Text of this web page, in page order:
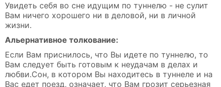
Увидеть себя во сне идущим по туннелю - не сулит
Вам ничего хорошего ни в деловой, ни в личной
жизни.
Альернативное толкование:
Если Вам приснилось, что Вы идете по туннелю, то
Вам следует быть готовым к неудачам в делах и
любви.Сон, в котором Вы находитесь в туннеле и на
Вас едет поезд, означает, что Вам грозит серьезная